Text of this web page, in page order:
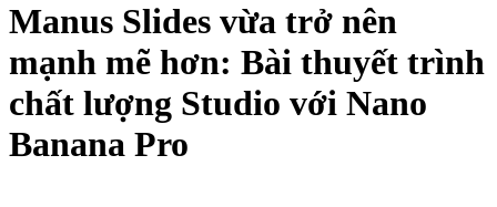
Manus Slides vừa trở nên
mạnh mẽ hơn: Bài thuyết trình
chất lượng Studio với Nano
Banana Pro